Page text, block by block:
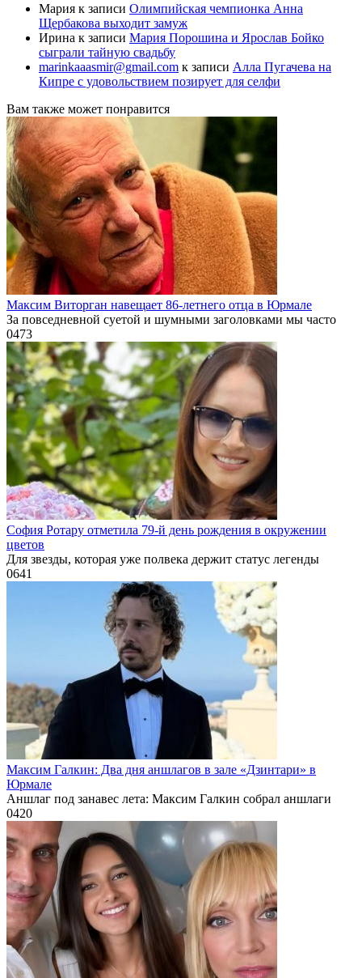
Мария к записи Олимпийская чемпионка Анна
Щербакова выходит замуж
Ирина к записи Мария Порошина и Ярослав Бойко
сыграли тайную свадьбу
marinkaaasmir@gmail.com к записи Алла Пугачева на
Кипре с удовольствием позирует для селфи
Вам также может понравится
Максим Виторган навещает 86-летнего отца в Юрмале
За повседневной суетой и шумными заголовками мы часто
0473
София Ротару отметила 79-й день рождения в окружении
цветов
Для звезды, которая уже полвека держит статус легенды
0641
Максим Галкин: Два дня аншлагов в зале «Дзинтари» в
Юрмале
Аншлаг под занавес лета: Максим Галкин собрал аншлаги
0420